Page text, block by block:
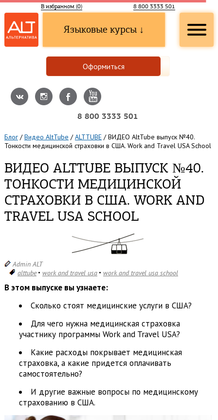
В избранном (0) 8 800 3333 501
Языковые курсы ↓
Оформиться
8 800 3333 501
Блог /Видео AltTube /ALTTUBE /ВИДЕО AltTube выпуск №40.
Тонкости медицинской страховки в США. Work and Travel USA School
ВИДЕО ALTTUBE ВЫПУСК №40.
ТОНКОСТИ МЕДИЦИНСКОЙ
СТРАХОВКИ В США. WORK AND
TRAVEL USA SCHOOL
Admin ALT
alttube
work and travel usa work and travel usa school
В этом выпуске вы узнаете:
Сколько стоят медицинские услуги в США?
Для чего нужна медицинская страховка
участнику программы Work and Travel USA?
Какие расходы покрывает медицинская
страховка, а какие придется оплачивать
самостоятельно?
И другие важные вопросы по медицинскому
страхованию в США.